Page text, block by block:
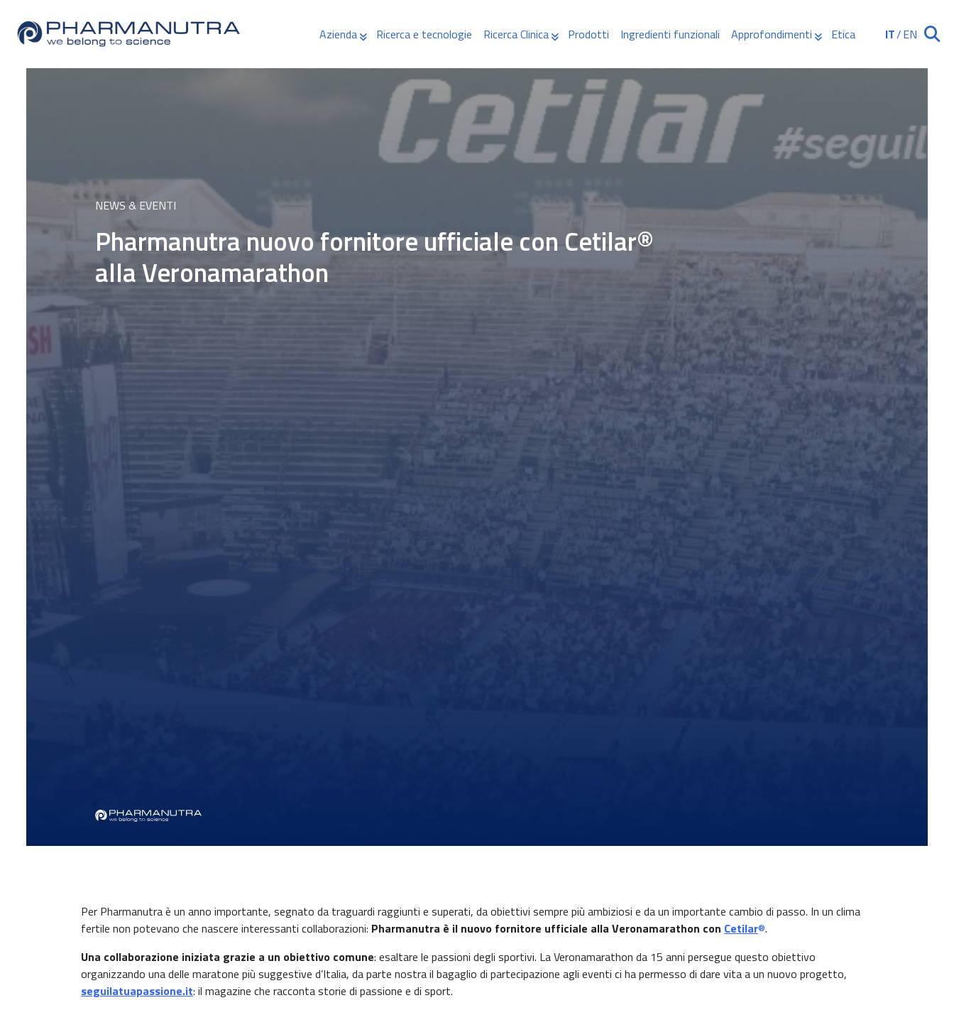
content
Azienda Ricerca e tecnologie Ricerca Clinica Prodotti Ingredienti funzionali Approfondimenti Etica IT/EN Ricerca
NEWS & EVENTI
Pharmanutra nuovo fornitore ufficiale con Cetilar®
alla Veronamarathon
Per Pharmanutra è un anno importante, segnato da traguardi raggiunti e superati, da obiettivi sempre più ambiziosi e da un importante cambio di passo. In un clima
fertile non potevano che nascere interessanti collaborazioni: Pharmanutra è il nuovo fornitore ufficiale alla Veronamarathon con Cetilar®.
Una collaborazione iniziata grazie a un obiettivo comune: esaltare le passioni degli sportivi. La Veronamarathon da 15 anni persegue questo obiettivo
organizzando una delle maratone più suggestive d’Italia, da parte nostra il bagaglio di partecipazione agli eventi ci ha permesso di dare vita a un nuovo progetto,
seguilatuapassione.it: il magazine che racconta storie di passione e di sport.